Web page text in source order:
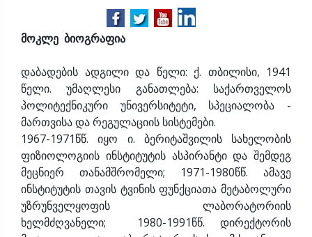
მოკლე ბიოგრაფია
დაბადების ადგილი და წელი: ქ. თბილისი, 1941
წელი. უმაღლესი განათლება: საქართველოს
პოლიტექნიკური უნივერსიტეტი, სპეციალობა -
მართვისა და რეგულაციის სისტემები.
1967-1971წწ. იყო ი. ბერიტაშვილის სახელობის
ფიზიოლოგიის ინსტიტუტის ასპირანტი და შემდეგ
მეცნიერ თანამშრომელი; 1971-1980წწ. ამავე
ინსტიტუტის თავის ტვინის ფუნქციათა მეტაბოლური
უზრუნველყოფის ლაბორატორიის
ხელმძღვანელი; 1980-1991წწ. დირექტორის